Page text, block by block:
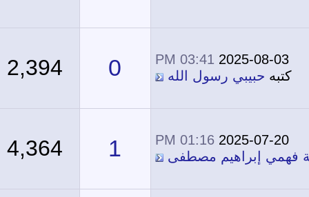
2025-08-03
03:41 PM
كتبهحبيبي رسول الله 0
2,394
2025-07-20
01:16 PM
فهمي إبراهيم مصطفى
1
4,364